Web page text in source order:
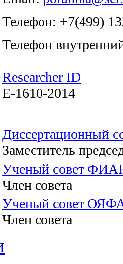
Телефон: +7(499)
Телефон
Researcher ID
E-1610-2014
Диссертационный
Заместитель
Ученый совет
Член совета
Ученый совет
Член совета